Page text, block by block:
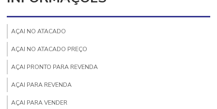
AÇAI NO ATACADO
AÇAI NO ATACADO PREÇO
AÇAI PRONTO PARA REVENDA
AÇAI PARA REVENDA
AÇAI PARA VENDER